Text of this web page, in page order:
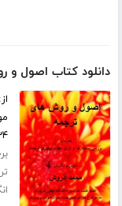
دانلود کتاب اصول
از:
۳۴